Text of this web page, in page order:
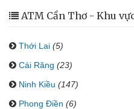
ATM Cần Thơ - Khu
Thới Lai (5)
Cái Răng (23)
Ninh Kiều (147)
Phong Điền (6)